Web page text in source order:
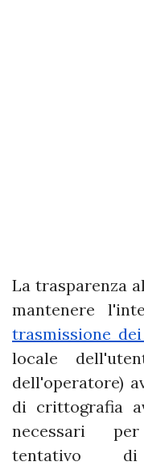
La trasparenza
mantenere
trasmissione
locale
dell'operatore)
di crittografia
necessari
tentativo